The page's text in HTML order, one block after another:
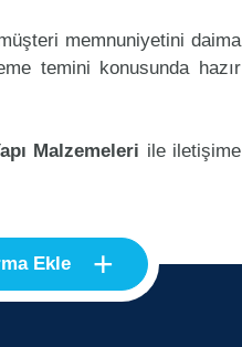
memnuniyetini daima
temini konusunda hazır
Malzemeleri ile iletişime
Ekle +